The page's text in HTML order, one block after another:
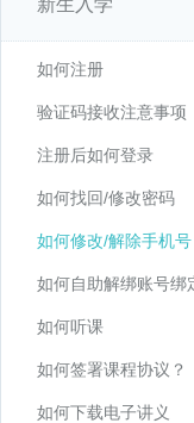
新生入学
如何注册
验证码接收注意事项
注册后如何登录
如何找回/修改密码
如何修改/解除手机号
如何听课
如何签署课程协议？
如何下载电子讲义